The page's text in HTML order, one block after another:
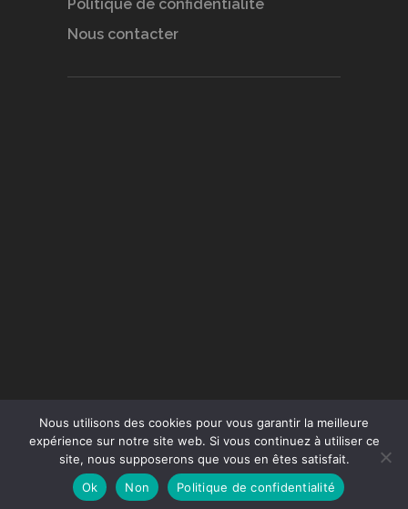
Politique de confidentialité
Nous contacter
Conception du site :Agence Jus de Citron
Nous utilisons des cookies pour vous garantir la meilleure
expérience sur notre site web. Si vous continuez à utiliser ce
site, nous supposerons que vous en êtes satisfait.
Ok
Non Politique de confidentialité